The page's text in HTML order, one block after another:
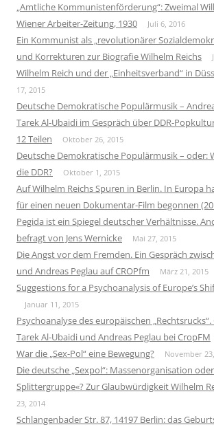
„Amtliche Kommunistenförderung“: Zweimal
Wiener Arbeiter-Zeitung, 1930
Juli 6, 2016
Ein Kommunist als „revolutionärer
und Korrekturen zur Biografie Wilhelm Reichs
Wilhelm Reich und der „Einheitsverband“ in
17, 2015
Deutsche Demokratische Populärmusik –
Tarek Al-Ubaidi im Gespräch über DDR-
12 Teilen
Oktober 26, 2015
Deutsche Demokratische Populärmusik – oder:
die DDR?
Oktober 1, 2015
Auf Wilhelm Reichs Spuren in Berlin. In Europa
für einen neuen Dokumentar-Film begonnen
Pegida ist ein Spiegel deutscher Verhältnisse.
befragt von Jens Wernicke
Mai 27, 2015
Die Angst vor dem Fremden. Ein Gespräch
und Andreas Peglau auf CROPfm
März 21, 2015
Suggestions for a Psychoanalysis of Europe’s
Januar 11, 2015
Psychoanalyse des europäischen
Tarek Al-Ubaidi und Andreas Peglau bei CropFM
War die „Sex-Pol“ eine Bewegung? November
Die deutsche „Sexpol“: Massenorganisation
Splittergruppe«? Zur Glaubwürdigkeit Wilhelm
23, 2014
Schlangenbader Str. 87, 14197 Berlin: das